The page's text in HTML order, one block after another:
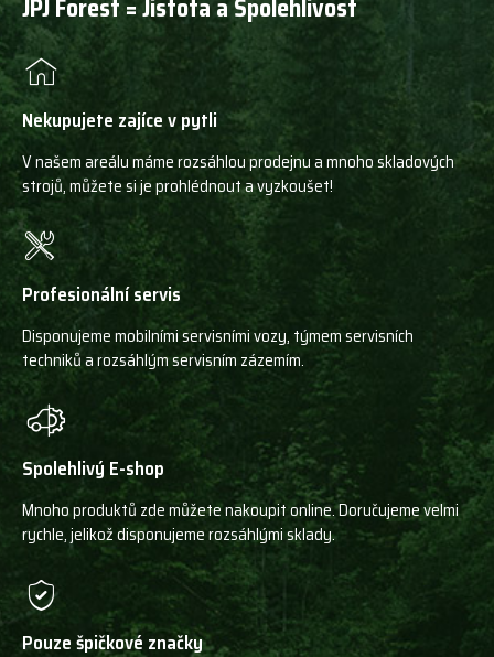
JPJ Forest = Jistota a Spolehlivost
Nekupujete zajíce v pytli
V našem areálu máme rozsáhlou prodejnu a mnoho skladových
strojů, můžete si je prohlédnout a vyzkoušet!
Profesionální servis
Disponujeme mobilními servisními vozy, týmem servisních
techniků a rozsáhlým servisním zázemím.
Spolehlivý E-shop
Mnoho produktů zde můžete nakoupit online. Doručujeme velmi
rychle, jelikož disponujeme rozsáhlými sklady.
Pouze špičkové značky